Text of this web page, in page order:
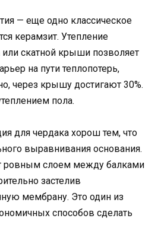
— еще одно классическое
керамзит. Утепление
скатной крыши позволяет
на пути теплопотерь,
через крышу достигают 30%.
пола.
для чердака хорош тем, что
выравнивания основания.
ровным слоем между балками
застелив
мембрану. Это один из
способов сделать